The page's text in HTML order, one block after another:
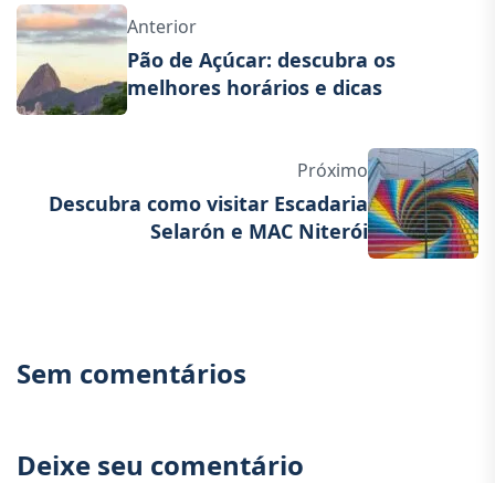
Anterior
Pão de Açúcar: descubra os
melhores horários e dicas
Próximo
Descubra como visitar Escadaria
Selarón e MAC Niterói
Sem comentários
Deixe seu comentário